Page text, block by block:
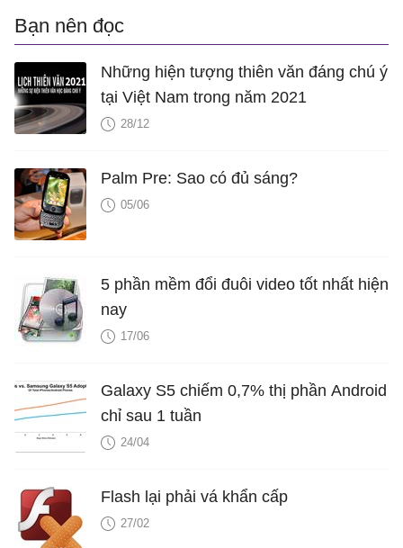
Bạn nên đọc
Những hiện tượng thiên văn đáng chú ý
tại Việt Nam trong năm 2021
28/12
Palm Pre: Sao có đủ sáng?
05/06
5 phần mềm đổi đuôi video tốt nhất hiện
nay
17/06
Galaxy S5 chiếm 0,7% thị phần Android
chỉ sau 1 tuần
24/04
Flash lại phải vá khẩn cấp
27/02